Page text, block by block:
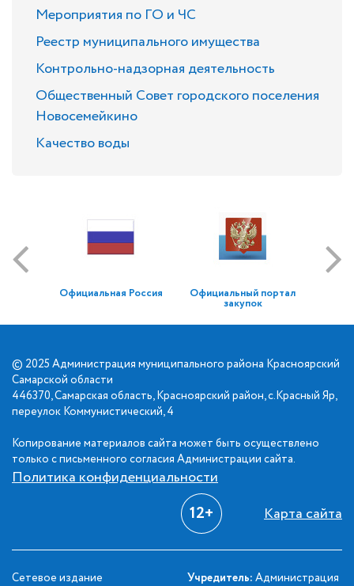
Мероприятия по ГО и ЧС
Реестр муниципального имущества
Контрольно-надзорная деятельность
Общественный Совет городского поселения
Новосемейкино
Качество воды
Официальная Россия Официальный портал
закупок
© 2025 Администрация муниципального района Красноярский
Самарской области
446370, Самарская область, Красноярский район, с.Красный Яр,
переулок Коммунистический, 4
Копирование материалов сайта может быть осуществлено
только с письменного согласия Администрации сайта.
Политика конфиденциальности
12+ Карта сайта
Сетевое издание Учредитель: Администрация